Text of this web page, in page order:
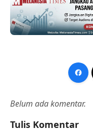
Belum ada komentar.
Tulis Komentar